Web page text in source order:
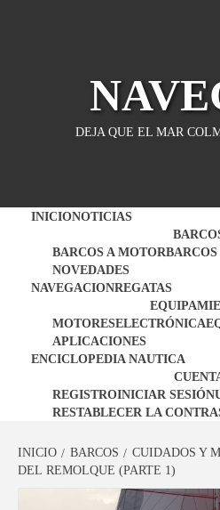
DEJA QUE EL MAR
INICIONOTICIAS
BARCOS A MOTOR
NOVEDADES
NAVEGACIONREGATAS
MOTORESELECTRÓNICA
APLICACIONES
ENCICLOPEDIA NAUTICA
REGISTROINICIAR SESIÓN
RESTABLECER LA
INICIO BARCOS
CUIDADOS Y
DEL REMOLQUE (PARTE 1)